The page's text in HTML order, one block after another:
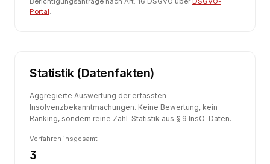
Portal.
Statistik (Datenfakten)
Aggregierte Auswertung der erfassten
Insolvenzbekanntmachungen. Keine Bewertung, kein
Ranking, sondern reine Zähl-Statistik aus § 9 InsO-Daten.
Verfahren insgesamt
3